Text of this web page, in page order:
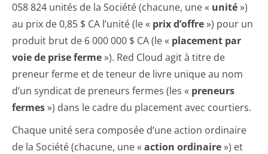
058 824 unités de la Société (chacune, une « unité»)
au prix de 0,85 $ CA l’unité (le « prix d’offre») pour un
produit brut de 6 000 000 $ CA (le « placement par
voie de prise ferme»). Red Cloud agit à titre de
preneur ferme et de teneur de livre unique au nom
d’un syndicat de preneurs fermes (les « preneurs
fermes») dans le cadre du placement avec courtiers.
Chaque unité sera composée d’une action ordinaire
de la Société (chacune, une « action ordinaire») et